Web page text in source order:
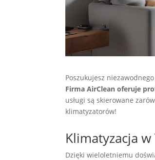
Poszukujesz
Firma AirClean oferuje
usługi są skierowane
klimatyzatorów!
Klimatyzacja
Dzięki wieloletniemu